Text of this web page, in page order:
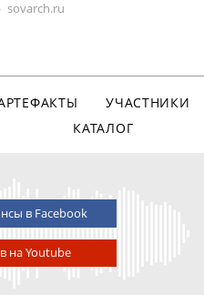
sovarch.ru
УЧАСТНИКИ
КАТАЛОГ
в Facebook
на Youtube